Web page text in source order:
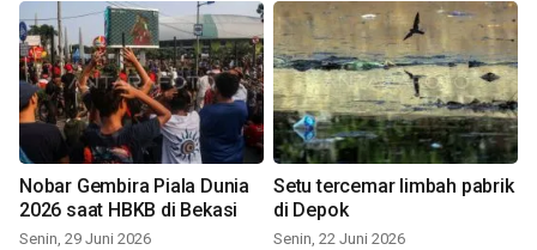
Nobar Gembira Piala Dunia
2026 saat HBKB di Bekasi
Senin, 29 Juni 2026
Setu tercemar limbah pabrik
di Depok
Senin, 22 Juni 2026